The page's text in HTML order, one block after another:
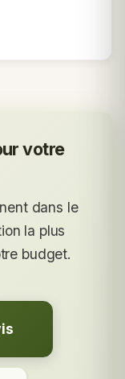
votre
dans le
la plus
budget.